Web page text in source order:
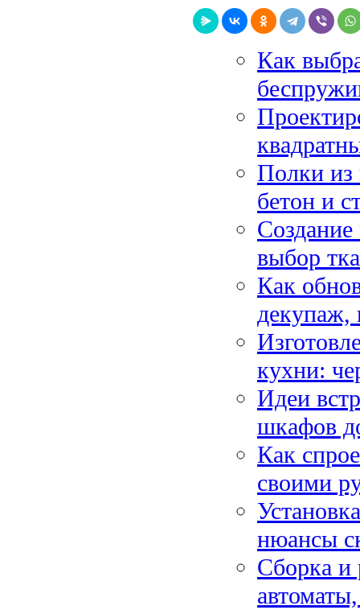
Как
Полки из
бетон и
Создание
выбор
Как
декупаж,
кухни:
Идеи
шкафов
Как
своими
нюансы
Сборка и